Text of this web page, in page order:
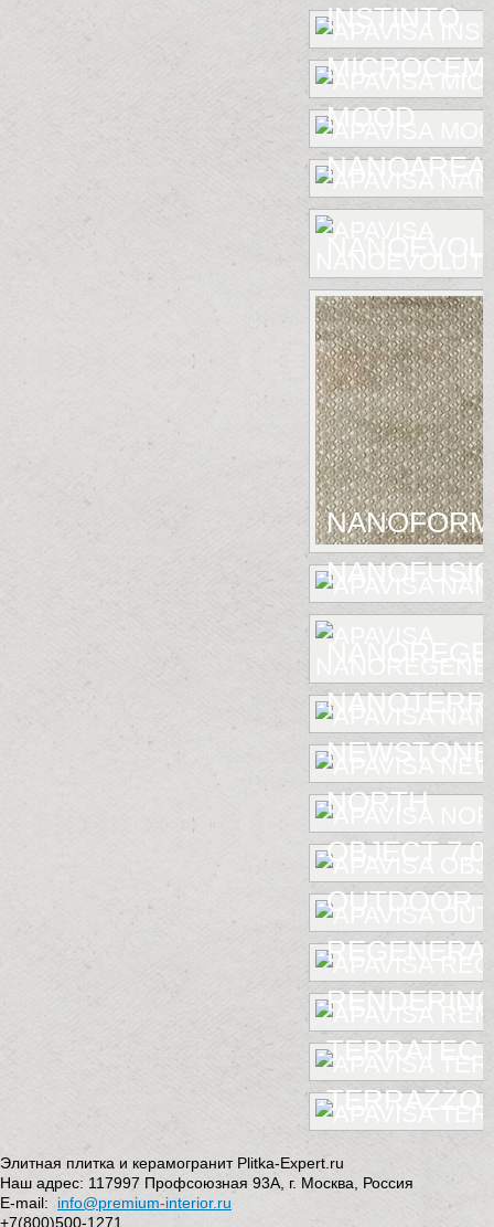
INSTINTO
MOOD
NANOAREA
NEWSTONE
NORTH
OBJECT 7.0
OUTDOOR
TERRATEC
TERRAZZO
Элитная плитка и керамогранит Plitka-Expert.ru
Наш адрес: 117997 Профсоюзная 93А г. Москва
Россия
E-mail:
info@premium-interior.ru
+7(800)500-1271